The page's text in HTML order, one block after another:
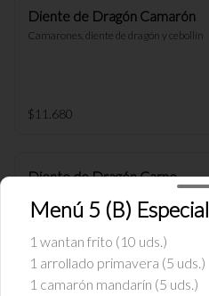
Diente de Dragón Camarón
Camarones, diente de dragón y cebollín
$11.680
Diente de Dragón Carne
Menú 5 (B) Especial
1 wantan frito (10 uds.)
1 arrollado primavera (5 uds.)
1 camarón mandarín (5 uds.)